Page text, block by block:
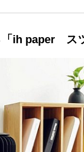
ih paper ス